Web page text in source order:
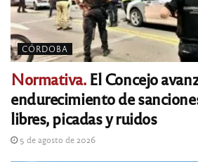
CÓRDOBA
Normativa.El Concejo
endurecimiento de
libres, picadas y ruidos
5 de agosto de 2026